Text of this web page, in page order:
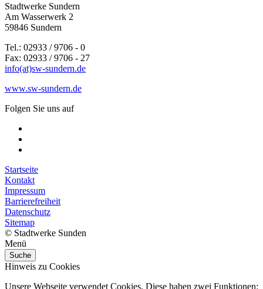
Stadtwerke Sundern
Am Wasserwerk 2
59846 Sundern
Tel.: 02933 / 9706 - 0
Fax: 02933 / 9706 - 27
info(at)sw-sundern.de
www.sw-sundern.de
Folgen Sie uns auf
Startseite
Kontakt
Impressum
Barrierefreiheit
Datenschutz
Sitemap
© Stadtwerke Sunden
Menü
Suche
Hinweis zu Cookies
Unsere Webseite verwendet Cookies. Diese haben zwei Funktionen: